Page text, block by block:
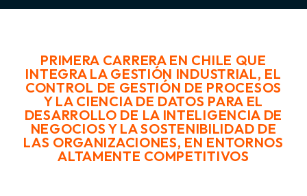
PRIMERA CARRERA EN CHILE QUE
INTEGRA LA GESTIÓN INDUSTRIAL, EL
CONTROL DE GESTIÓN DE PROCESOS
Y LA CIENCIA DE DATOS PARA EL
DESARROLLO DE LA INTELIGENCIA DE
NEGOCIOS Y LA SOSTENIBILIDAD DE
LAS ORGANIZACIONES, EN ENTORNOS
ALTAMENTE COMPETITIVOS